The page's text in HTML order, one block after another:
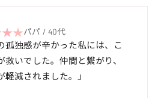
パパ / 40代
孤独感が辛かった私には、こ
救いでした。仲間と繋がり、
軽減されました。」